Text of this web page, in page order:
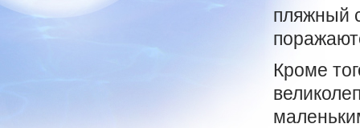
пляжный
Кроме